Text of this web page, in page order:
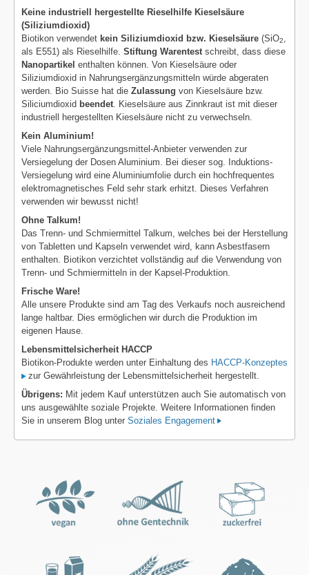
Keine industriell hergestellte Rieselhilfe Kieselsäure
(Siliziumdioxid)
Biotikon verwendet kein Siliziumdioxid bzw. Kieselsäure (SiO2,
als E551) als Rieselhilfe. Stiftung Warentestschreibt, dass diese
Nanopartikel enthalten können. Von Kieselsäure oder
Siliziumdioxid in Nahrungsergänzungsmitteln würde abgeraten
werden. Bio Suisse hat die Zulassung von Kieselsäure bzw.
Siliciumdioxid beendet. Kieselsäure aus Zinnkraut ist mit dieser
industriell hergestellten Kieselsäure nicht zu verwechseln.
Kein Aluminium!
Viele Nahrungsergänzungsmittel-Anbieter verwenden zur
Versiegelung der Dosen Aluminium. Bei dieser sog. Induktions-
Versiegelung wird eine Aluminiumfolie durch ein hochfrequentes
elektromagnetisches Feld sehr stark erhitzt. Dieses Verfahren
verwenden wir bewusst nicht!
Ohne Talkum!
Das Trenn- und Schmiermittel Talkum, welches bei der Herstellung
von Tabletten und Kapseln verwendet wird, kann Asbestfasern
enthalten. Biotikon verzichtet vollständig auf die Verwendung von
Trenn- und Schmiermitteln in der Kapsel-Produktion.
Frische Ware!
Alle unsere Produkte sind am Tag des Verkaufs noch ausreichend
lange haltbar. Dies ermöglichen wir durch die Produktion im
eigenen Hause.
Lebensmittelsicherheit HACCP
Biotikon-Produkte werden unter Einhaltung des HACCP-Konzeptes
zur Gewährleistung der Lebensmittelsicherheit hergestellt.
Übrigens: Mit jedem Kauf unterstützen auch Sie automatisch von
uns ausgewählte soziale Projekte. Weitere Informationen finden
Sie in unserem Blog unter Soziales Engagement